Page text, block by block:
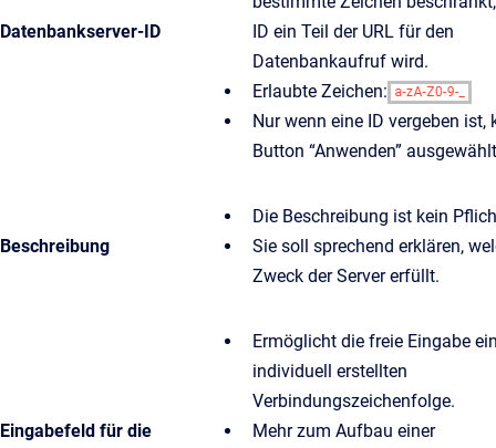
Datenbankserver-ID
ID ein Teil der URL für den
Datenbankaufruf wird.
Erlaubte Zeichen:
Nur wenn eine ID vergeben ist,
Button “Anwenden”
Beschreibung
Die Beschreibung ist kein
Sie soll sprechend erklären,
Zweck der Server erfüllt.
Eingabefeld für die
Ermöglicht die freie Eingabe
individuell erstellten
Verbindungszeichenfolge.
Mehr zum Aufbau einer